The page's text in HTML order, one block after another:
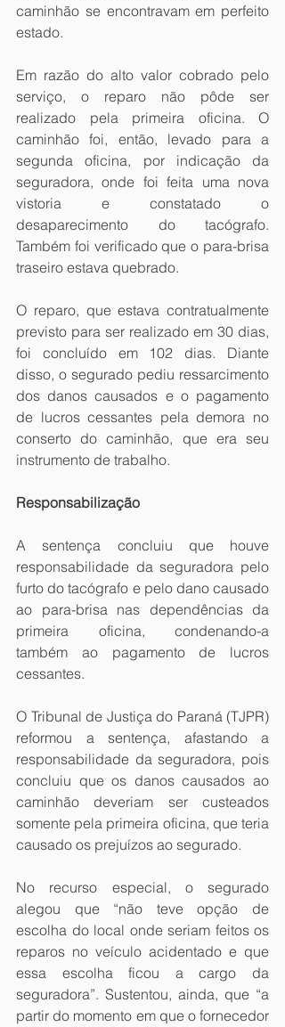
caminhão se encontravam em perfeito
estado.
Em razão do alto valor cobrado pelo
serviço, o reparo não pôde ser
realizado pela primeira oficina. O
caminhão foi, então, levado para a
segunda oficina, por indicação da
seguradora, onde foi feita uma nova
vistoria e constatado o
desaparecimento do tacógrafo.
Também foi verificado que o para-brisa
traseiro estava quebrado.
O reparo, que estava contratualmente
previsto para ser realizado em 30 dias,
foi concluído em 102 dias. Diante
disso, o segurado pediu ressarcimento
dos danos causados e o pagamento
de lucros cessantes pela demora no
conserto do caminhão, que era seu
instrumento de trabalho.
Responsabilização
A sentença concluiu que houve
responsabilidade da seguradora pelo
furto do tacógrafo e pelo dano causado
ao para-brisa nas dependências da
primeira oficina, condenando-a
também ao pagamento de lucros
cessantes.
O Tribunal de Justiça do Paraná (TJPR)
reformou a sentença, afastando a
responsabilidade da seguradora, pois
concluiu que os danos causados ao
caminhão deveriam ser custeados
somente pela primeira oficina, que teria
causado os prejuízos ao segurado.
No recurso especial, o segurado
alegou que “não teve opção de
escolha do local onde seriam feitos os
reparos no veículo acidentado e que
essa escolha ficou a cargo da
seguradora”. Sustentou, ainda, que “a
partir do momento em que o fornecedor